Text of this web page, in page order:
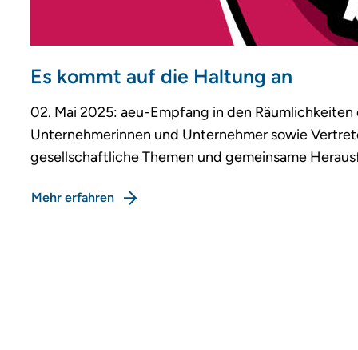
Es kommt auf die Haltung an
02. Mai 2025: aeu-Empfang in den
Unternehmerinnen und Unternehmer sowie
gesellschaftliche Themen und gemeinsame
Mehr erfahren